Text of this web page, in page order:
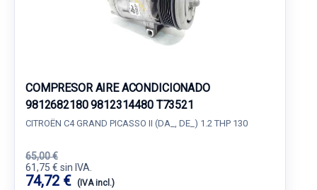
COMPRESOR AIRE ACONDICIONADO
9812682180 9812314480 T73521
CITROËN C4 GRAND PICASSO II (DA_, DE_) 1.2 THP 130
65,00 €
61,75 € sin IVA.
74,72 € (IVA incl.)